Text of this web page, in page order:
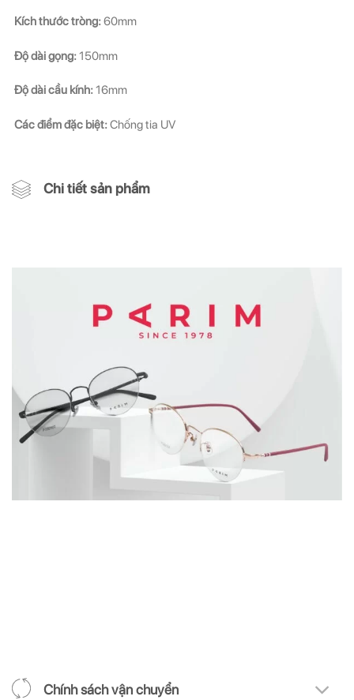
Kích thước tròng:60mm
Độ dài gọng:150mm
Độ dài cầu kính:16mm
Các điểm đặc biệt:Chống tia UV
Chi tiết sản phẩm
Chính sách vận chuyển